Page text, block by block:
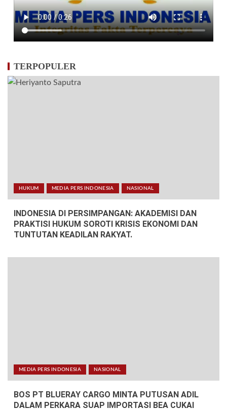
TERPOPULER
HUKUM MEDIA PERS INDONESIA NASIONAL
INDONESIA DI PERSIMPANGAN: AKADEMISI DAN
PRAKTISI HUKUM SOROTI KRISIS EKONOMI DAN
TUNTUTAN KEADILAN RAKYAT.
MEDIA PERS INDONESIA NASIONAL
BOS PT BLUERAY CARGO MINTA PUTUSAN ADIL
DALAM PERKARA SUAP IMPORTASI BEA CUKAI